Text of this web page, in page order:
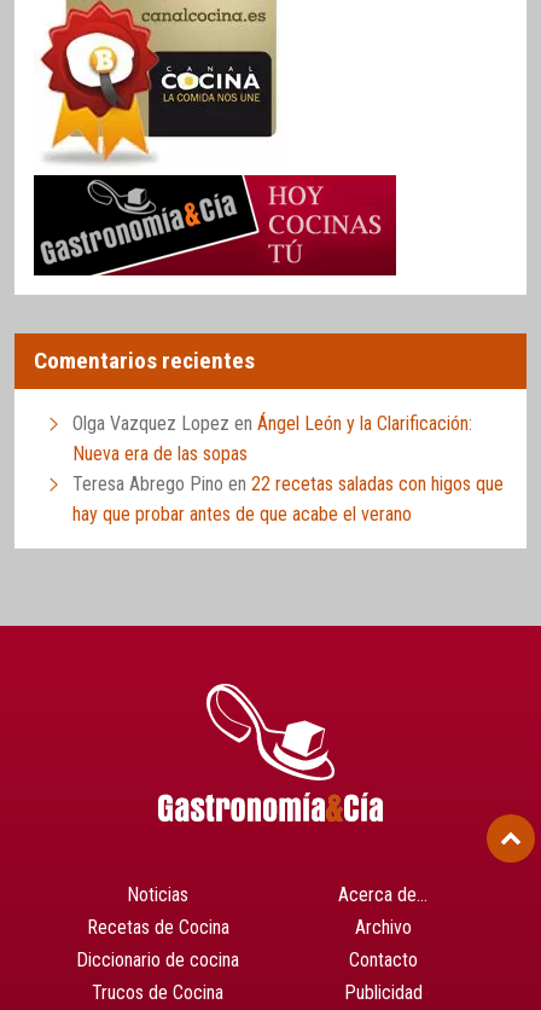
Comentarios recientes
Olga Vazquez Lopez en Ángel León y la Clarificación:
Nueva era de las sopas
Teresa Abrego Pino en 22 recetas saladas con higos que
hay que probar antes de que acabe el verano
Noticias
Recetas de Cocina
Diccionario de cocina
Trucos de Cocina
Acerca de…
Archivo
Contacto
Publicidad